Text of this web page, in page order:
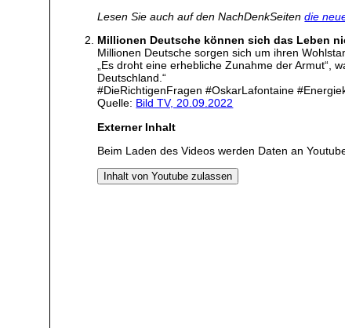
Lesen Sie auch auf den NachDenkSeitendie
Millionen Deutsche können sich das Leben
Millionen Deutsche sorgen sich um ihren
„Es droht eine erhebliche Zunahme der Armut“,
Deutschland.“
#DieRichtigenFragen #OskarLafontaine
Quelle: Bild TV, 20.09.2022
Externer Inhalt
Beim Laden des Videos werden Daten an
Inhalt von Youtube zulassen